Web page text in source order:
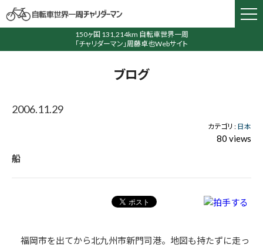
150ヶ国 131,214km 自転車世界一周
「チャリダーマン」周藤卓也Webサイト
ブログ
2006.11.29
カテゴリ : 日本
80 views
船
福岡市を出てから北九州市新門司港。地図も持たずに走っ